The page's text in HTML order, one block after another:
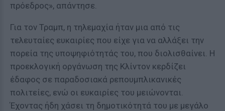
πρόεδρος», απάντησε.
Για τον Τραμπ, η τηλεμαχία ήταν μια από τις
τελευταίες ευκαιρίες που είχε για να αλλάξει την
πορεία της υποψηφιότητάς του, που διολισθαίνει. Η
προεκλογική οργάνωση της Κλίντον κερδίζει
έδαφος σε παραδοσιακά ρεπουμπλικανικές
πολιτείες, ενώ οι ευκαιρίες του μειώνονται.
Έχοντας ήδη χάσει τη δημοτικότητά του με μεγάλο